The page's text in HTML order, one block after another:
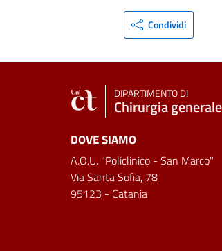
Condividi
DIPARTIMENTO DI
Chirurgia
DOVE SIAMO
A.O.U. "Policlinico - San Marco"
Via Santa Sofia, 78
95123 - Catania